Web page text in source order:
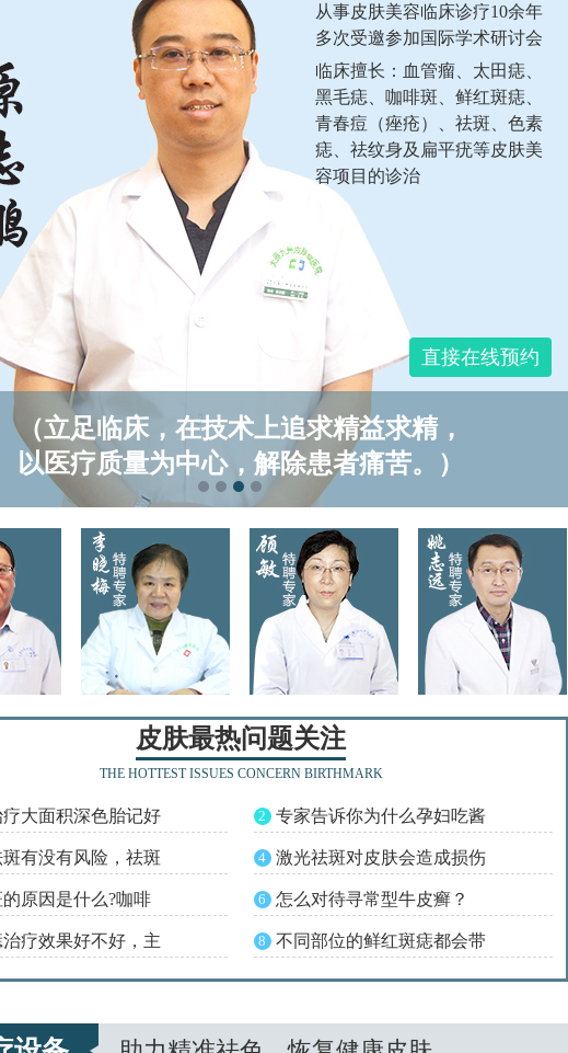
从事皮肤美容临床诊疗10余年
多次受邀参加国际学术研讨会
临床擅长：血管瘤、太田痣、
黑毛痣、咖啡斑、鲜红斑痣、
青春痘（痤疮）、祛斑、色素
痣、祛纹身及扁平疣等皮肤美
容项目的诊治
直接在线预约
（立足临床，在技术上追求精益求精，
以医疗质量为中心，解除患者痛苦。）
皮肤最热问题关注
THE HOTTEST ISSUES CONCERN BIRTHMARK
疗大面积深色胎记好 2 专家告诉你为什么孕妇吃酱
有没有风险，祛斑 4 激光祛斑对皮肤会造成损伤
原因是什么?咖啡 6 怎么对待寻常型牛皮癣？
疗效果好不好，主 8 不同部位的鲜红斑痣都会带